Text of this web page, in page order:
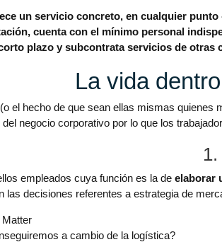
un servicio concreto, en cualquier
cuenta con el mínimo personal
plazo y subcontrata servicios de otras
La vida
el hecho de que sean ellas mismas
negocio corporativo por lo que los
empleados cuya función es la deelaborar
las decisiones referentes a estrategia de
a cambio de la logística?